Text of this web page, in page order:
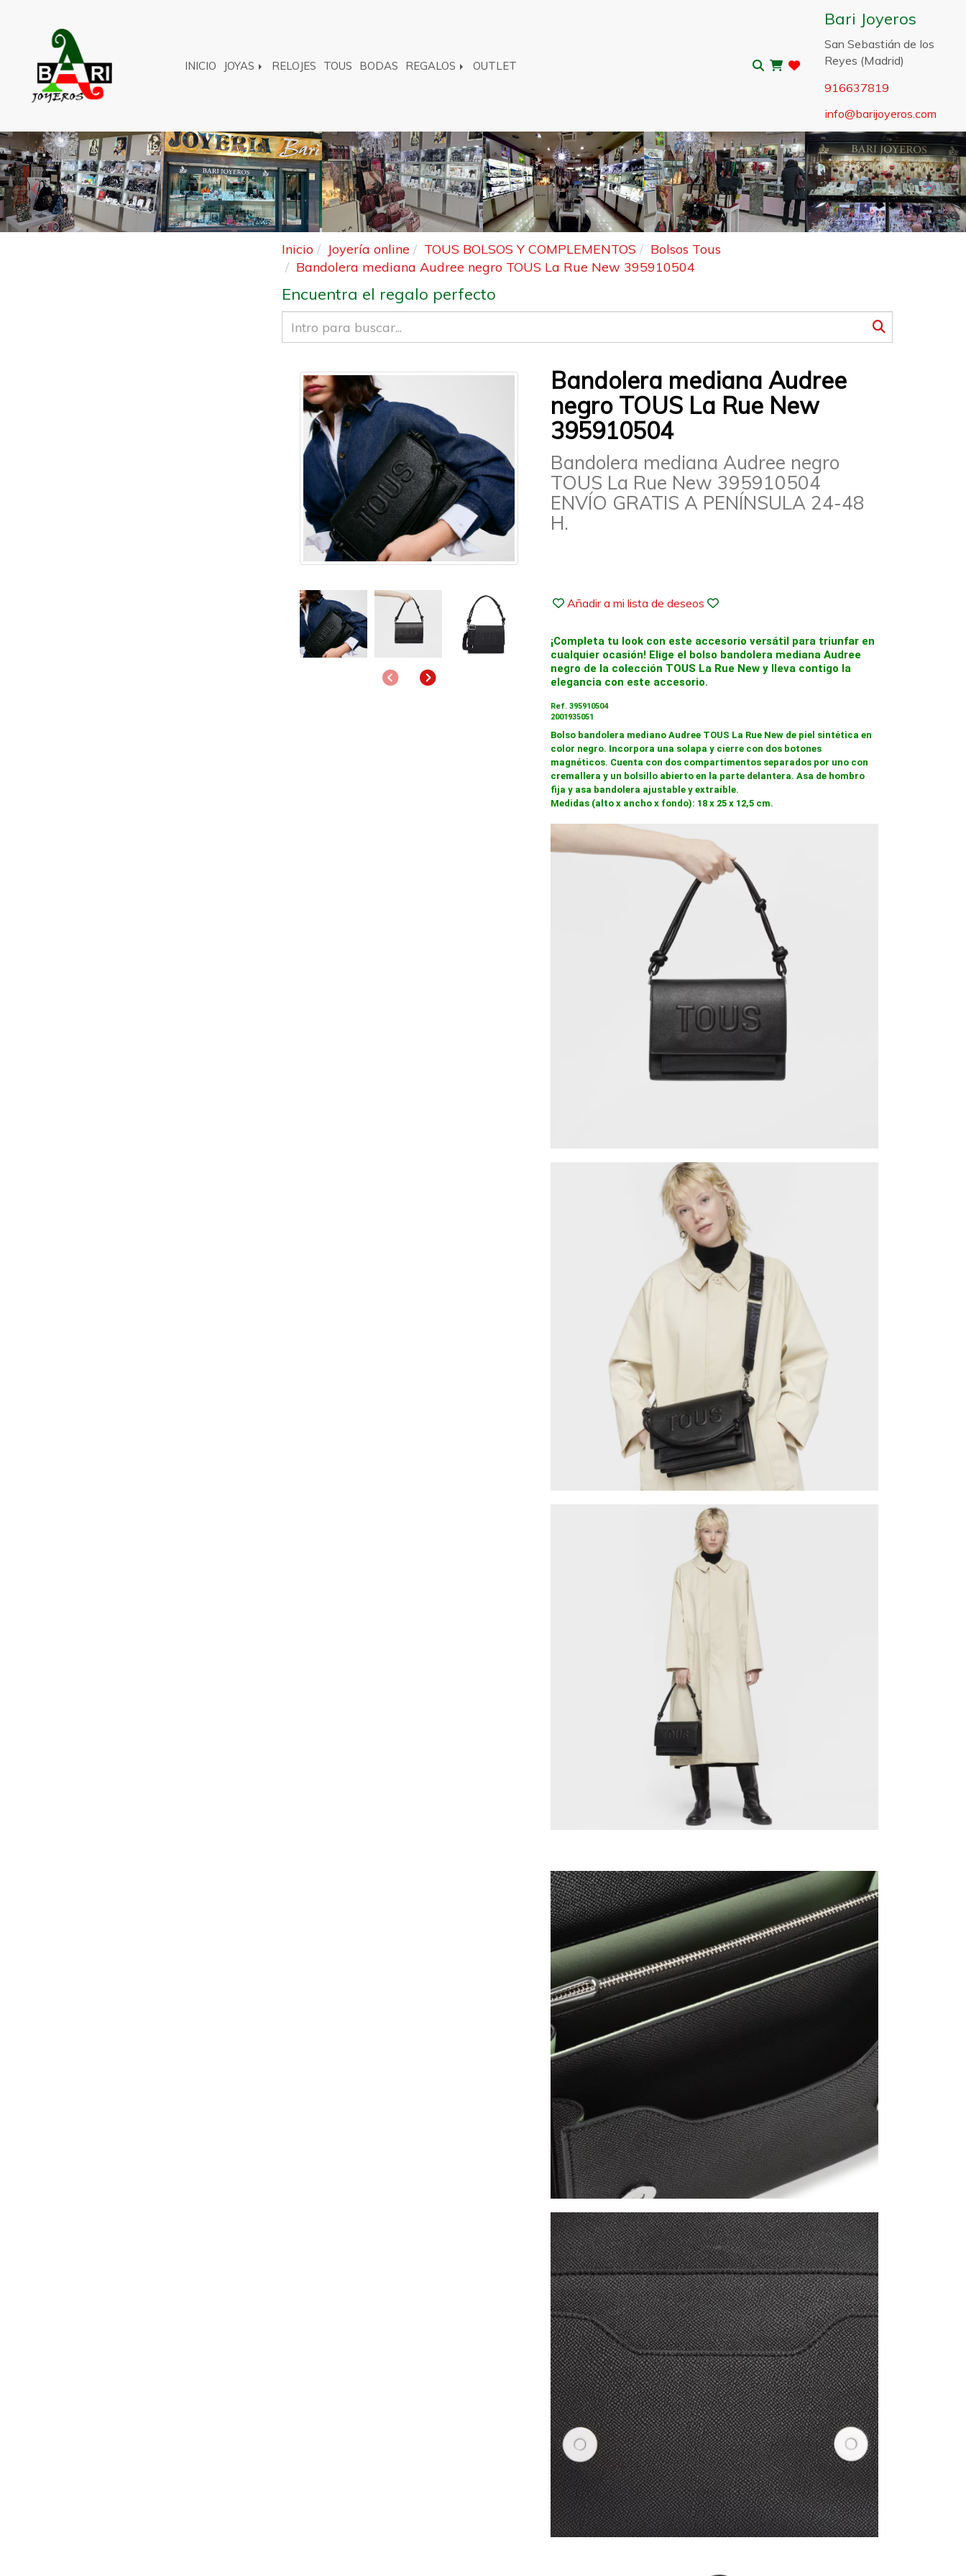
INICIO JOYAS RELOJES TOUS BODAS REGALOS OUTLET
Bari Joyeros
San Sebastián de los
Reyes (Madrid)
916637819
info
barijoyeros.com
Anterior
Inicio Joyería online TOUS BOLSOS Y COMPLEMENTOS
Bolsos Tous
Bandolera mediana Audree negro TOUS La Rue New 395910504
Encuentra el regalo perfecto
AnteriorSiguiente
Bandolera mediana Audree
negro TOUS La Rue New
395910504
Bandolera mediana Audree negro
TOUS La Rue New 395910504
ENVÍO GRATIS A PENÍNSULA 24-48
H.
Añadir a mi lista de deseos
¡Completa tu look con este accesorio versátil para triunfar en
cualquier ocasión! Elige el bolso bandolera mediana Audree
negro de la colección TOUS La Rue New y lleva contigo la
elegancia con este accesorio.
Ref. 395910504
2001935051
Bolso bandolera mediano Audree TOUS La Rue New de piel sintética en
color negro. Incorpora una solapa y cierre con dos botones
magnéticos. Cuenta con dos compartimentos separados por uno con
cremallera y un bolsillo abierto en la parte delantera. Asa de hombro
fija y asa bandolera ajustable y extraíble.
Medidas (alto x ancho x fondo): 18 x 25 x 12,5 cm.